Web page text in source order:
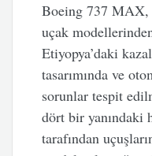
Boeing 737 MAX,
uçak
Etiyopya’daki
tasarımında ve
sorunlar tespit
dört bir yanındaki
tarafından